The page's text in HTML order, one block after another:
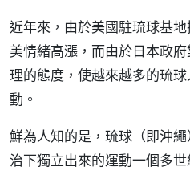
近年來，由於美國駐琉球基
美情緒高漲，而由於日本政
理的態度，使越來越多的琉
動。
鮮為人知的是，琉球（即沖
治下獨立出來的運動一個多世